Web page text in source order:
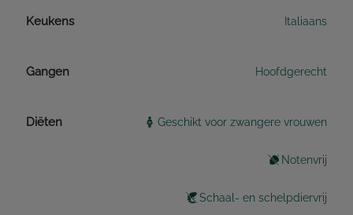
Keukens Italiaans
Gangen Hoofdgerecht
Diëten Geschikt voor zwangere vrouwen
Notenvrij
Schaal- en schelpdiervrij